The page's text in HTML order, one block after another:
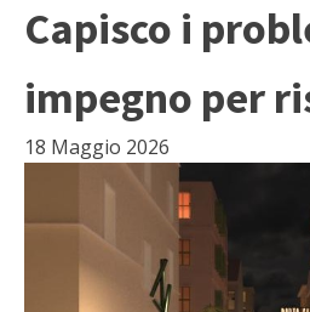
Capisco i
impegno per
18 Maggio 2026